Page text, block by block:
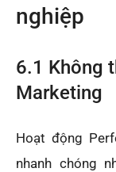
nghiệp
6.1 Không
Marketing
Hoạt động
nhanh chóng